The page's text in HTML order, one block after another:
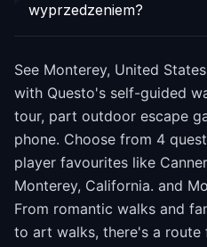
wyprzedzeniem?
See Monterey, United
with Questo's self-guided
tour, part outdoor escape
phone. Choose from 4
player favourites like
Monterey, California. and
From romantic walks and
to art walks, there's a